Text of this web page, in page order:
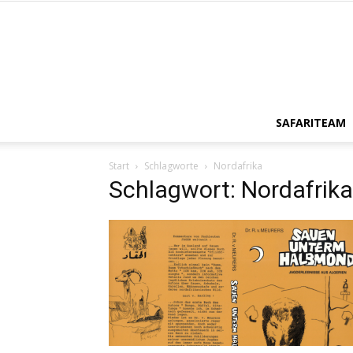
SAFARITEAM
Start Schlagworte Nordafrika
Schlagwort: Nordafrika